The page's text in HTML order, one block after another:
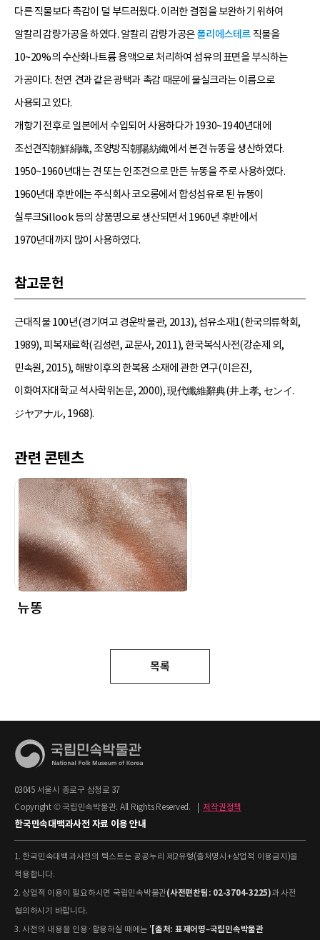
다른 직물보다 촉감이 덜 부드러웠다. 이러한 결점을 보완하기 위하여
알칼리 감량가공을 하였다. 알칼리 감량가공은폴리에스테르 직물을
10~20%의 수산화나트륨 용액으로 처리하여 섬유의 표면을 부식하는
가공이다. 천연 견과 같은 광택과 촉감 때문에 물실크라는 이름으로
사용되고 있다.
개항기 전후로 일본에서 수입되어 사용하다가 1930~1940년대에
조선견직朝鮮絹織, 조양방직朝陽紡織에서 본견 뉴똥을 생산하였다.
1950~1960년대는 견 또는 인조견으로 만든 뉴똥을 주로 사용하였다.
1960년대 후반에는 주식회사 코오롱에서 합성섬유로 된 뉴똥이
실루크Sillook 등의 상품명으로 생산되면서 1960년 후반에서
1970년대까지 많이 사용하였다.
참고문헌
근대직물 100년(경기여고 경운박물관, 2013), 섬유소재1(한국의류학회,
1989), 피복재료학(김성련, 교문사, 2011), 한국복식사전(강순제 외,
민속원, 2015), 해방이후의 한복용 소재에 관한 연구(이은진,
이화여자대학교 석사학위논문, 2000), 現代纖維辭典(井上孝, センイ.
ジヤアナル, 1968).
관련 콘텐츠
뉴똥
목록
03045 서울시 종로구 삼청로 37
Copyright © 국립민속박물관. All Rights Reserved.
저작권정책
한국민속대백과사전 자료 이용 안내
1. 한국민속대백과사전의 텍스트는 공공누리 제2유형(출처명시+상업적 이용금지)을
적용합니다.
2. 상업적 이용이 필요하시면 국립민속박물관(사전편찬팀: 02-3704-3225)과 사전
협의하시기 바랍니다.
3. 사전의 내용을 인용·활용하실 때에는 ' [출처: 표제어명–국립민속박물관